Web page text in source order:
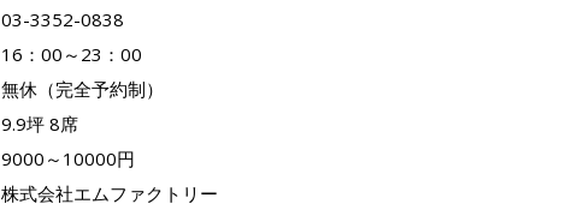
03-3352-0838
16：00～23：00
無休（完全予約制）
9.9坪 8席
9000～10000円
株式会社エムファクトリー